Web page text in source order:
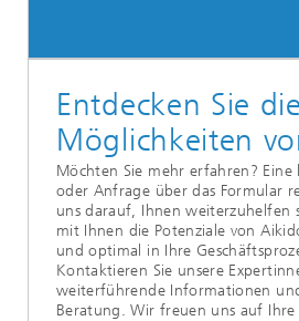
Entdecken Sie die
Möglichkeiten
Möchten Sie mehr erfahren? Eine
oder Anfrage über das Formular
uns darauf, Ihnen weiterzuhelfen
mit Ihnen die Potenziale von
und optimal in Ihre
Kontaktieren Sie unsere
weiterführende Informationen
Beratung. Wir freuen uns auf Ihre